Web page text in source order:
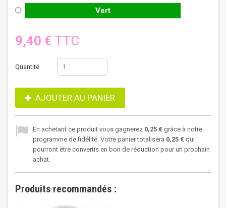
Vert
9,40 € TTC
Quantité
AJOUTER AU PANIER
En achetant ce produit vous gagnerez 0,25 € grâce à notre
programme de fidélité. Votre panier totalisera 0,25 € qui
pourront être convertis en bon de réduction pour un prochain
achat.
Produits recommandés :